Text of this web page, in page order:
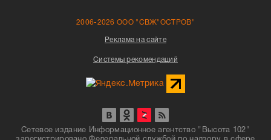
2006-2026 ООО "СВЖ"ОСТРОВ"
Реклама на сайте
Системы рекомендаций
Сетевое издание Информационное агентство "Высота 102"